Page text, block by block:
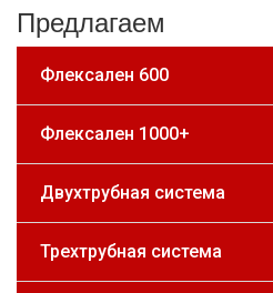
Предлагаем
Флексален 600
Флексален 1000+
Двухтрубная система
Трехтрубная система